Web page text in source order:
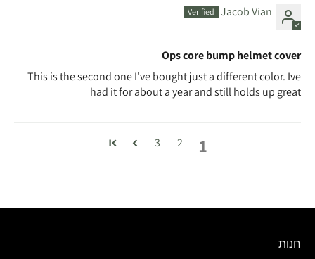
Jacob Vian
Ops core bump helmet cover
This is the second one I've bought just a different color. Ive
had it for about a year and still holds up great
1
2
3
חנות